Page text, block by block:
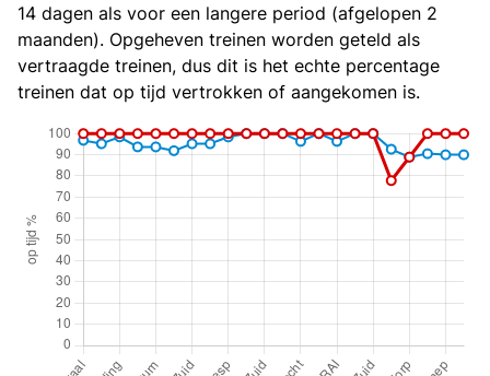
14 dagen als voor een langere period (afgelopen 2
maanden). Opgeheven treinen worden geteld als
vertraagde treinen, dus dit is het echte percentage
treinen dat op tijd vertrokken of aangekomen is.